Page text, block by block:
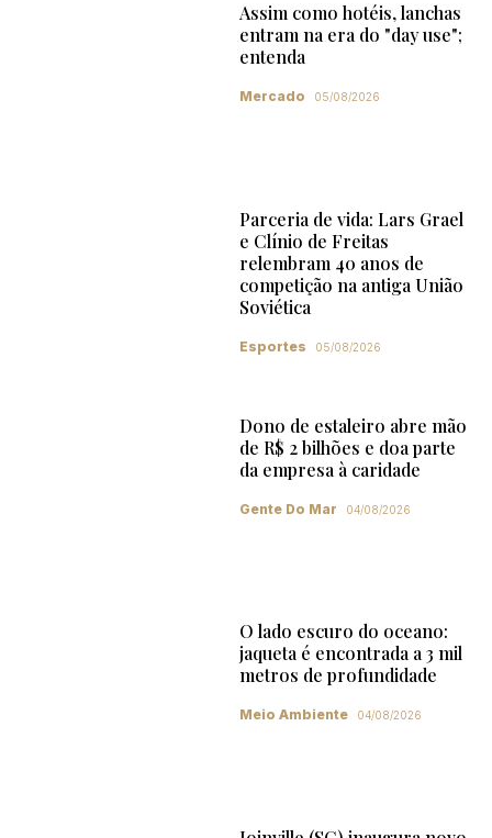
Assim como hotéis, lanchas
entram na era do "day use";
entenda
Mercado 05/08/2026
Parceria de vida: Lars Grael
e Clínio de Freitas
relembram 40 anos de
competição na antiga União
Soviética
Esportes 05/08/2026
Dono de estaleiro abre mão
de R$ 2 bilhões e doa parte
da empresa à caridade
Gente Do Mar 04/08/2026
O lado escuro do oceano:
jaqueta é encontrada a 3 mil
metros de profundidade
Meio Ambiente 04/08/2026